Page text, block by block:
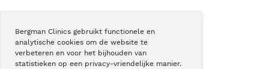
Bergman Clinics gebruikt functionele en
analytische cookies om de website te
verbeteren en voor het bijhouden van
statistieken op een privacy-vriendelijke manier.
Blogs
Podcast
Pressroom